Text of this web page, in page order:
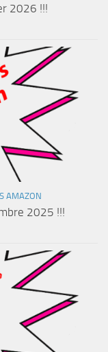
2026 !!!
AMAZON
2025 !!!